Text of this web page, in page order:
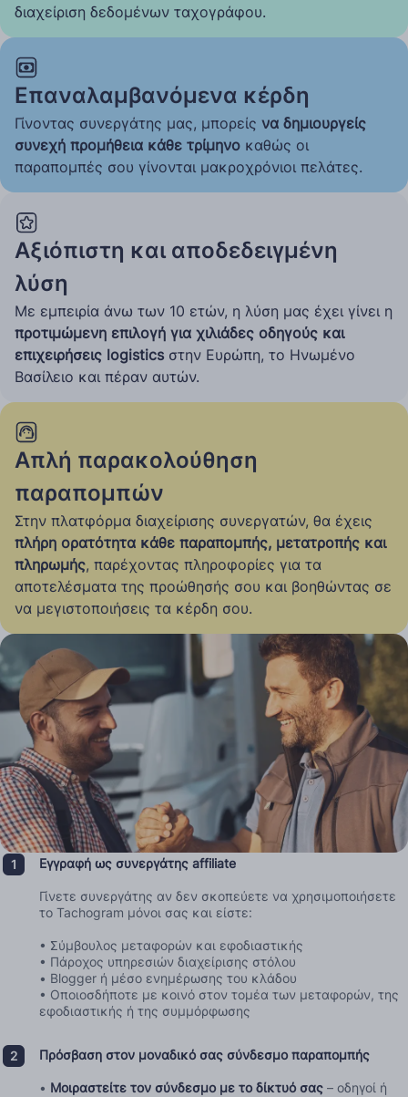
διαχείριση δεδομένων ταχογράφου.
Επαναλαμβανόμενα κέρδη
Γίνοντας συνεργάτης μας, μπορείς να δημιουργείς
συνεχή προμήθεια κάθε τρίμηνο καθώς οι
παραπομπές σου γίνονται μακροχρόνιοι πελάτες.
Αξιόπιστη και αποδεδειγμένη
λύση
Με εμπειρία άνω των 10 ετών, η λύση μας έχει γίνει η
προτιμώμενη επιλογή για χιλιάδες οδηγούς και
επιχειρήσεις logisticsστην Ευρώπη, το Ηνωμένο
Βασίλειο και πέραν αυτών.
Απλή παρακολούθηση
παραπομπών
Στην πλατφόρμα διαχείρισης συνεργατών, θα έχεις
πλήρη ορατότητα κάθε παραπομπής, μετατροπής και
πληρωμής, παρέχοντας πληροφορίες για τα
αποτελέσματα της προώθησής σου και βοηθώντας σε
να μεγιστοποιήσεις τα κέρδη σου.
Εγγραφή ως συνεργάτης affiliate
Γίνετε συνεργάτης αν δεν σκοπεύετε να χρησιμοποιήσετε
το Tachogram μόνοι σας και είστε:
• Σύμβουλος μεταφορών και εφοδιαστικής
• Πάροχος υπηρεσιών διαχείρισης στόλου
• Blogger ή μέσο ενημέρωσης του κλάδου
• Οποιοσδήποτε με κοινό στον τομέα των μεταφορών, της
εφοδιαστικής ή της συμμόρφωσης
Πρόσβαση στον μοναδικό σας σύνδεσμο παραπομπής
• Μοιραστείτε τον σύνδεσμο με το δίκτυό σας – οδηγοί ή